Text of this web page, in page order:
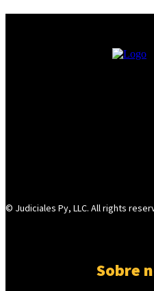
© Judiciales Py, LLC. All rights
Sobre